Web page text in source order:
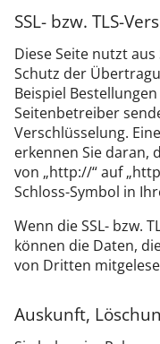
SSL- bzw. TLS-
Diese Seite nutzt
Schutz der
Beispiel
Seitenbetreiber
Verschlüsselung.
erkennen Sie daran,
von „http://“ auf
Schloss-Symbol in
Wenn die SSL- bzw.
können die Daten,
von Dritten
Auskunft,